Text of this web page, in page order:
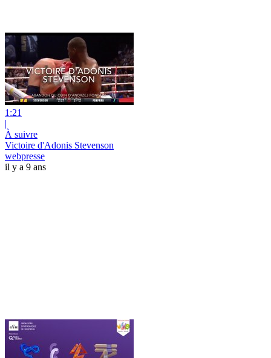
1:21
|
À suivre
Victoire d'Adonis Stevenson
webpresse
il y a 9 ans